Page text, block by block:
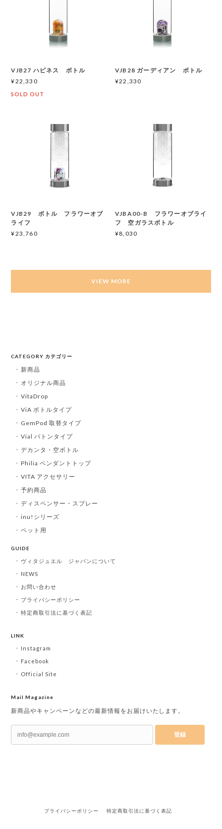
VJB27 ハピネス ボトル
¥22,330
SOLD OUT
VJB28 ガーディアン ボトル
¥22,330
VJB29 ボトル フラワーオブ
ライフ
¥23,760
VJBA00-B フラワーオブライ
フ 空ガラスボトル
¥8,030
VIEW MORE
CATEGORY カテゴリー
新商品
オリジナル商品
VitaDrop
ViA ボトルタイプ
GemPod 取替タイプ
Vial バトンタイプ
デカンタ・空ボトル
Philia ペンダントトップ
VITA アクセサリー
予約商品
ディスペンサー・スプレー
inu!シリーズ
ペット用
GUIDE
ヴィタジュエル ジャパンについて
NEWS
お問い合わせ
プライバシーポリシー
特定商取引法に基づく表記
LINK
Instagram
Facebook
Official Site
Mail Magazine
新商品やキャンペーンなどの最新情報をお届けいたします。
登録
プライバシーポリシー 特定商取引法に基づく表記